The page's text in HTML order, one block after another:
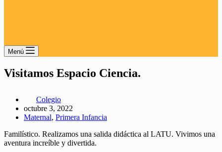
Menú
Visitamos Espacio Ciencia.
Colegio
octubre 3, 2022
Maternal, Primera Infancia
Familístico. Realizamos una salida didáctica al LATU. Vivimos una
aventura increíble y divertida.